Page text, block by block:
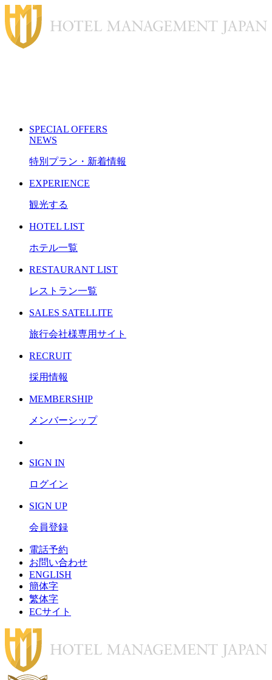
SPECIAL OFFERS
NEWS
特別プラン・新着情報
EXPERIENCE
観光する
HOTEL LIST
ホテル一覧
RESTAURANT LIST
レストラン一覧
SALES SATELLITE
旅行会社様専用サイト
RECRUIT
採用情報
MEMBERSHIP
メンバーシップ
SIGN IN
ログイン
SIGN UP
会員登録
電話予約
お問い合わせ
ENGLISH
簡体字
繁体字
ECサイト